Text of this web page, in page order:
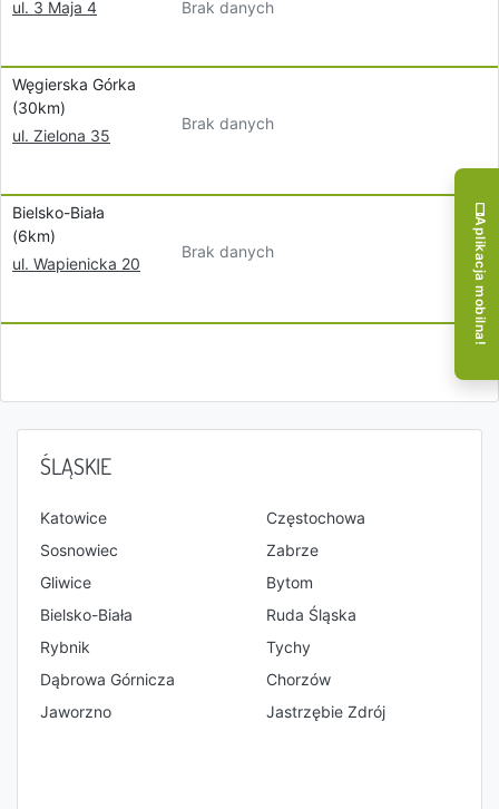
ul. 3 Maja 4 Brak danych
Węgierska Górka
(30km)
ul. Zielona 35
Brak danych
Bielsko-Biała
(6km)
ul. Wapienicka 20
Brak danych
ŚLĄSKIE
Katowice
Częstochowa
Sosnowiec
Zabrze
Gliwice
Bytom
Bielsko-Biała
Ruda Śląska
Rybnik
Tychy
Dąbrowa Górnicza
Chorzów
Jaworzno
Jastrzębie Zdrój
Aplikacja mobilna!